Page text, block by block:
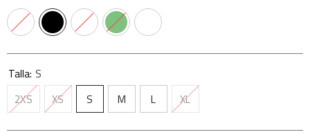
Talla: S
2XS
XS S M L XL